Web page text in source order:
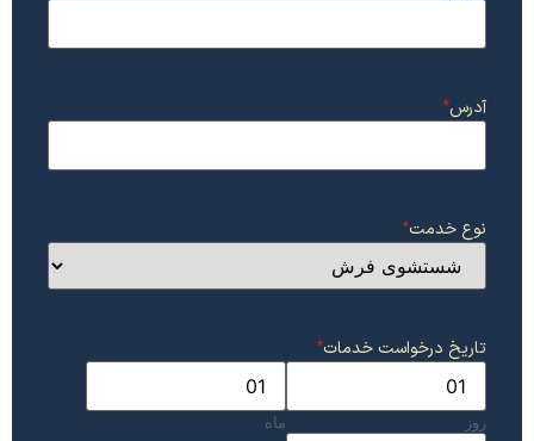
آدرس*
نوع خدمت*
تاریخ درخواست خدمات*
روز ماه